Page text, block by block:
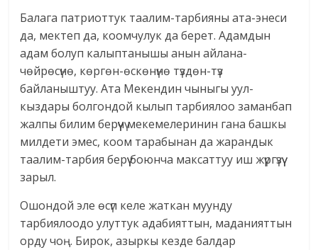
Балага патриоттук таалим-тарбияны ата-энеси
да, мектеп да, коомчулук да берет. Адамдын
адам болуп калыптанышы анын айлана-
чөйрөсүнө, көргөн-өскөнүнө түздөн-түз
байланыштуу. Ата Мекендин чыныгы уул-
кыздары болгондой кылып тарбиялоо заманбап
жалпы билим берүүчү мекемелеринин гана башкы
милдети эмес, коом тарабынан да жарандык
таалим-тарбия берүү боюнча максаттуу иш жүргүзүү
зарыл.
Ошондой эле өсүп келе жаткан муунду
тарбиялоодо улуттук адабияттын, маданияттын
орду чоң. Бирок, азыркы кезде балдар